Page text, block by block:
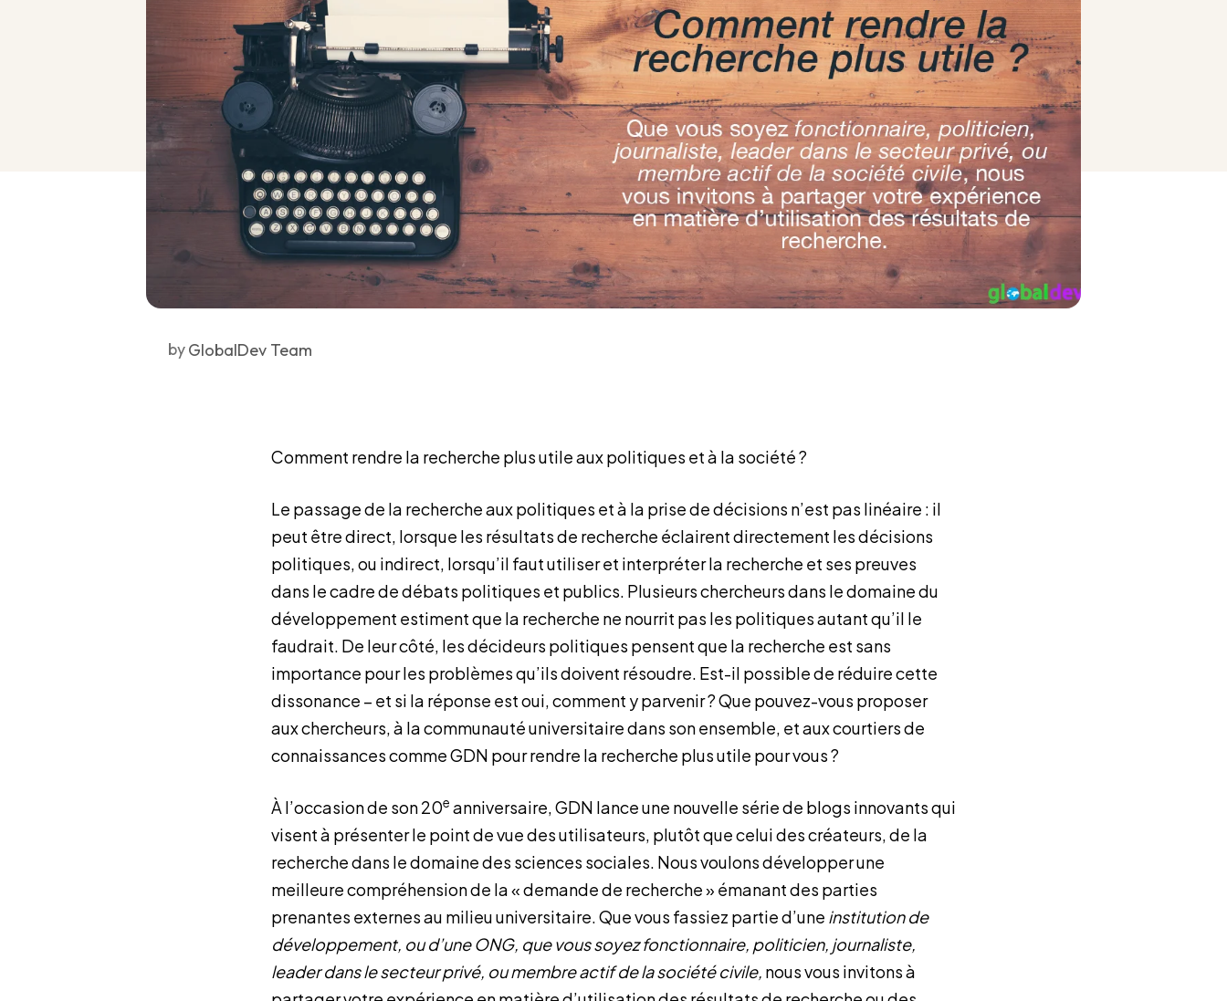
byGlobalDev Team
Comment rendre la recherche plus utile aux politiques et à la société ?
Le passage de la recherche aux politiques et à la prise de décisions n’est pas linéaire : il
peut être direct, lorsque les résultats de recherche éclairent directement les décisions
politiques, ou indirect, lorsqu’il faut utiliser et interpréter la recherche et ses preuves
dans le cadre de débats politiques et publics. Plusieurs chercheurs dans le domaine du
développement estiment que la recherche ne nourrit pas les politiques autant qu’il le
faudrait. De leur côté, les décideurs politiques pensent que la recherche est sans
importance pour les problèmes qu’ils doivent résoudre. Est-il possible de réduire cette
dissonance – et si la réponse est oui, comment y parvenir ? Que pouvez-vous proposer
aux chercheurs, à la communauté universitaire dans son ensemble, et aux courtiers de
connaissances comme GDN pour rendre la recherche plus utile pour vous ?
À l’occasion de son 20e anniversaire, GDN lance une nouvelle série de blogs innovants qui
visent à présenter le point de vue des utilisateurs, plutôt que celui des créateurs, de la
recherche dans le domaine des sciences sociales. Nous voulons développer une
meilleure compréhension de la « demande de recherche » émanant des parties
prenantes externes au milieu universitaire. Que vous fassiez partie d’une institution de
développement, ou d’une ONG, que vous soyez fonctionnaire, politicien, journaliste,
leader dans le secteur privé, ou membre actif de la société civile, nous vous invitons à